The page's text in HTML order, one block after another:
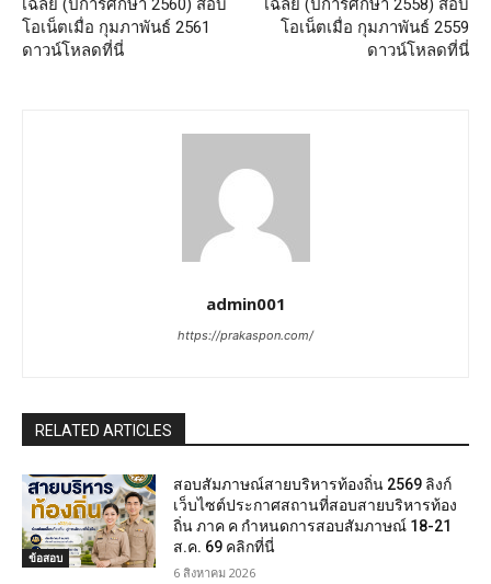
โอเน็ตเมื่อ กุมภาพันธ์ 2561
ดาวน์โหลดที่นี่
โอเน็ตเมื่อ กุมภาพันธ์ 2559
ดาวน์โหลดที่นี่
admin001
https://prakaspon.com/
RELATED ARTICLES
ข้อสอบ
สอบสัมภาษณ์สายบริหารท้องถิ่น 2569 ลิงก์
เว็บไซต์ประกาศสถานที่สอบสายบริหารท้อง
ถิ่น ภาค ค กำหนดการสอบสัมภาษณ์ 18-21
ส.ค. 69 คลิกที่นี่
6 สิงหาคม 2026